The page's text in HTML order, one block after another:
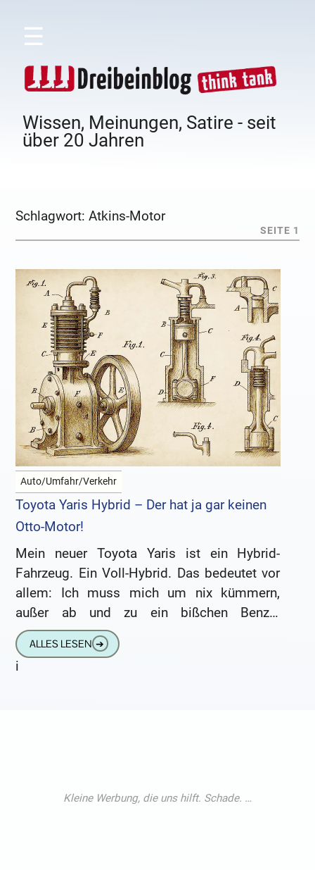
☰
Wissen, Meinungen, Satire - seit
über 20 Jahren
Schlagwort:Atkins-Motor
SEITE 1
Auto/Umfahr/Verkehr
Toyota Yaris Hybrid – Der hat ja gar keinen
Otto-Motor!
Mein neuer Toyota Yaris ist ein Hybrid-
Fahrzeug. Ein Voll-Hybrid. Das bedeutet vor
allem: Ich muss mich um nix kümmern,
außer ab und zu ein bißchen Benzin
nachzufüllen. Auf die ständige
ALLES LESEN ➔
i